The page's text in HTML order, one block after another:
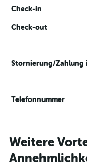
Check-in
Check-out
Stornierung/Zahlung
Telefonnummer
Weitere